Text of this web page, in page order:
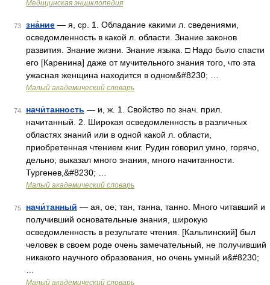
Медицинская энциклопедия
73 зна́ние — я, ср. 1. Обладание какими л. сведениями,
осведомленность в какой л. области. Знание законов
развития. Знание жизни. Знание языка. □ Надо было спасти
его [Каренина] даже от мучительного знания того, что эта
ужасная женщина находится в одном&#8230; …
Малый академический словарь
74 начи́танность — и, ж. 1. Свойство по знач. прил.
начитанный. 2. Широкая осведомленность в различных
областях знаний или в одной какой л. области,
приобретенная чтением книг. Рудин говорил умно, горячо,
дельно; выказал много знания, много начитанности.
Тургенев,&#8230; …
Малый академический словарь
75 начи́танный — ая, ое; тан, танна, танно. Много читавший и
получивший основательные знания, широкую
осведомленность в результате чтения. [Кальпинский] был
человек в своем роде очень замечательный, не получивший
никакого научного образования, но очень умный и&#8230;
Малый академический словарь